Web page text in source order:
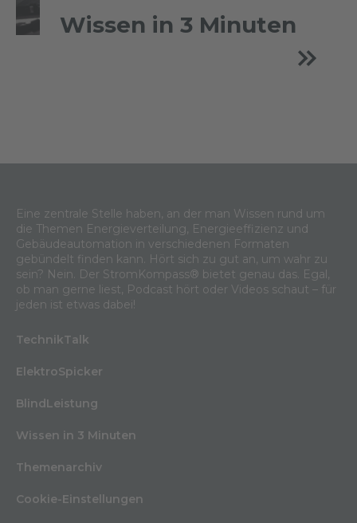
Wissen in 3 Minuten
Eine zentrale Stelle haben, an der man Wissen rund um
die Themen Energieverteilung, Energieeffizienz und
Gebäudeautomation in verschiedenen Formaten
gebündelt finden kann. Hört sich zu gut an, um wahr zu
sein? Nein. Der StromKompass® bietet genau das. Egal,
ob man gerne liest, Podcast hört oder Videos schaut – für
jeden ist etwas dabei!
TechnikTalk
ElektroSpicker
BlindLeistung
Wissen in 3 Minuten
Themenarchiv
Cookie-Einstellungen